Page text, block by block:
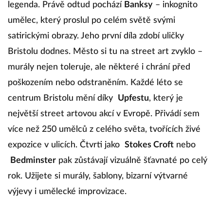
legenda. Právě odtud pochází Banksy – inkognito
umělec, který proslul po celém světě svými
satirickými obrazy. Jeho první díla zdobí uličky
Bristolu dodnes. Město si tu na street art zvyklo –
murály nejen toleruje, ale některé i chrání před
poškozením nebo odstraněním. Každé léto se
centrum Bristolu mění díky
Upfestu, který je
největší street artovou akcí v Evropě. Přivádí sem
více než 250 umělců z celého světa, tvořících živé
expozice v ulicích. Čtvrti jako Stokes Croftnebo
Bedminsterpak zůstávají vizuálně šťavnaté po celý
rok. Užijete si murály, šablony, bizarní výtvarné
výjevy i umělecké improvizace.